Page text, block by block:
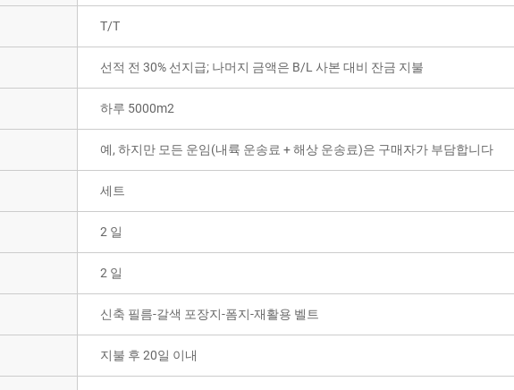
T/T
선적 전 30% 선지급; 나머지 금액은 B/L 사본 대비 잔금 지불
하루 5000m2
예, 하지만 모든 운임(내륙 운송료 + 해상 운송료)은 구매자가 부담합니다
세트
2 일
2 일
신축 필름-갈색 포장지-폼지-재활용 벨트
지불 후 20일 이내